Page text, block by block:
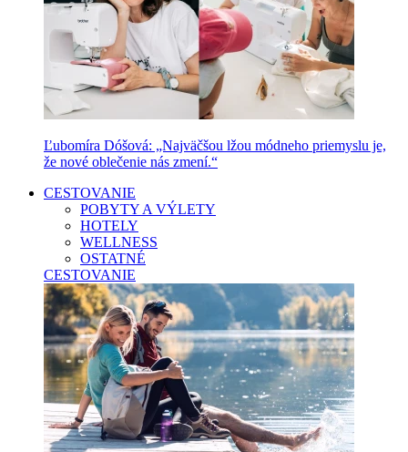
Ľubomíra Dóšová: „Najväčšou lžou módneho priemyslu je,
že nové oblečenie nás zmení.“
CESTOVANIE
POBYTY A VÝLETY
HOTELY
WELLNESS
OSTATNÉ
CESTOVANIE